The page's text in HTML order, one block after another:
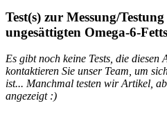
Test(s) zur Messung/
ungesättigten Omega-6-
Es gibt noch keine Tests, die diesen
kontaktieren Sie unser Team, um
ist... Manchmal testen wir Artikel,
angezeigt :)